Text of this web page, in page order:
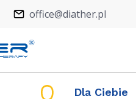
office@diather.pl
Dla Ciebie